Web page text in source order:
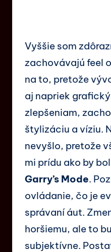
Vyššie som
zachovávajú feel
na to, pretože
aj napriek
zlepšeniam,
štylizáciu a víziu.
nevyšlo, pretože
mi prídu ako by
Garry’s Mode.
ovládanie, čo je
správaní áut.
horšiemu, ale to
subjektívne.